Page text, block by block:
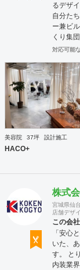
るデザ
自分た
ー兼ビ
くり集
国語に
工案件
多様な
な素材
縁な特
とも可
https://
込む空
対応可能
美容院 37坪 設計施工
HACO+
株式
宮城県仙
店舗デザ
この会
「安心
いた、
す。 と
内装業